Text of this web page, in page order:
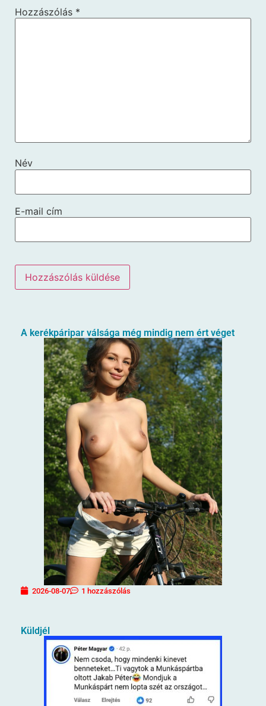
Hozzászólás *
Név
E-mail cím
A kerékpáripar válsága még mindig nem ért véget
2026-08-07 1 hozzászólás
Küldjél